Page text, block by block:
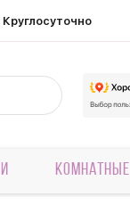
Круглосуточно
КОМНАТНЫЕ